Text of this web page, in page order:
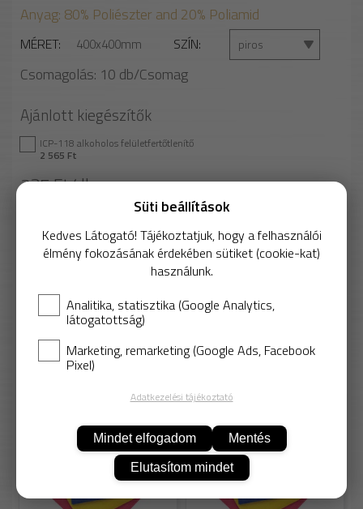
Anyag: 80% Poliészter and 20% Poliamid
MÉRET 400x400mm SZÍN piros
Csomagolás: 10 db/Csomag
Ajánlott kiegészítők
ICP-118 alkoholos felületfertőtlenítő
2 565 Ft
235 Ft/db
KOSÁRBA
Más színekben
Süti beállítások
Kedves Látogató! Tájékoztatjuk, hogy a felhasználói
élmény fokozásának érdekében sütiket (cookie-kat)
használunk.
Analitika, statisztika (Google Analytics,
látogatottság)
Marketing, remarketing (Google Ads, Facebook
Pixel)
Adatkezelési tájékoztató
Mindet elfogadom Mentés
Elutasítom mindet